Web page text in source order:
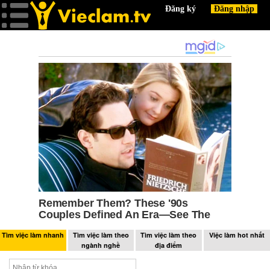
Tìm việc làm nhanh
Tìm việc làm theo
ngành nghề
Tìm việc làm theo
địa điểm
Việc làm hot nhất